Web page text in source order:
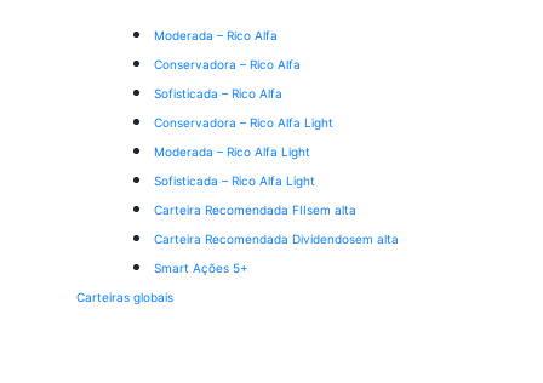
Moderada – Rico Alfa
Conservadora – Rico Alfa
Sofisticada – Rico Alfa
Conservadora – Rico Alfa Light
Moderada – Rico Alfa Light
Sofisticada – Rico Alfa Light
Carteira Recomendada FIIsem alta
Carteira Recomendada Dividendosem alta
Smart Ações 5+
Carteiras globais